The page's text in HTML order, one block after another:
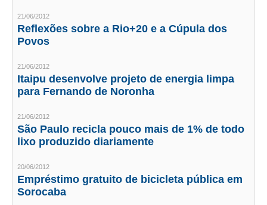
PERSONALIDADES DA TECNOLOGIA
NÚCLEO DA MULHER ENGENHEIRA
TRANSPARÊNCIA
JURÍDICO
CONSULTORIA
ACORDOS, CONVENÇÕES E DISSÍDIOS
CONTRIBUIÇÕES
CONTRIBUIÇÃO ASSISTENCIAL
21/06/2012
Reflexões sobre a Rio+20 e a Cúpula dos
Povos
21/06/2012
Itaipu desenvolve projeto de energia limpa
para Fernando de Noronha
21/06/2012
São Paulo recicla pouco mais de 1% de todo
lixo produzido diariamente
20/06/2012
Empréstimo gratuito de bicicleta pública em
Sorocaba